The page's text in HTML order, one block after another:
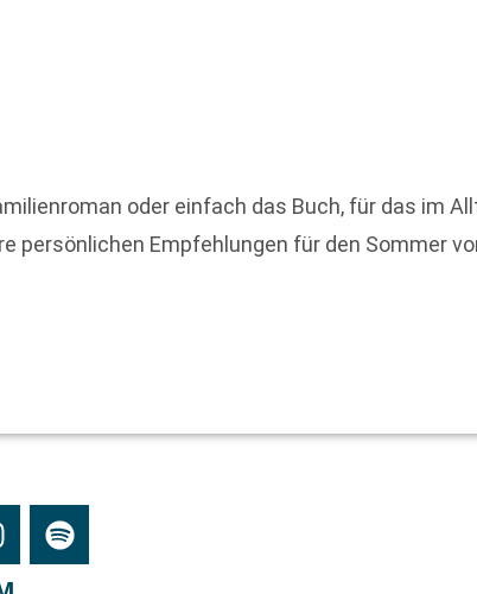
oder einfach das Buch, für das im
persönlichen Empfehlungen für den Sommer